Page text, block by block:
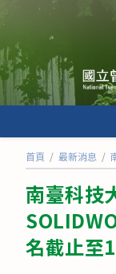
轉
至
主
要
內
首頁 / 最新消息 /
南臺科技
名截止至